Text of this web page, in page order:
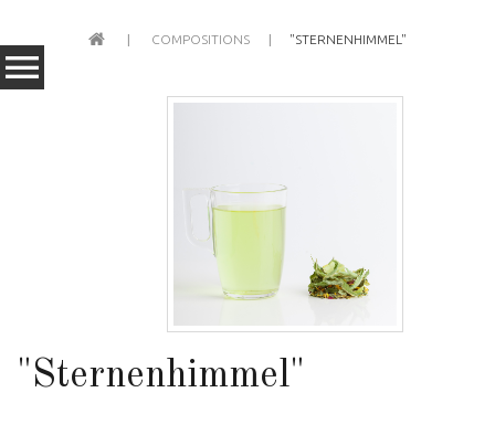
COMPOSITIONS "STERNENHIMMEL"
"Sternenhimmel"